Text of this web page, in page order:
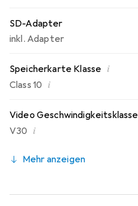
SD-Adapter
inkl. Adapter
Speicherkarte Klasse i
Class 10 i
Video Geschwindigkeitsklasse
V30 i
Mehr anzeigen